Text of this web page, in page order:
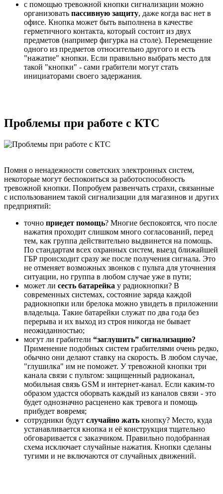
с помощью тревожной кнопки сигнализации можно
организовать пассивную защиту, даже когда вас нет в
офисе. Кнопка может быть выполнена в качестве
герметичного контакта, который состоит из двух
предметов (например фигурка на столе). Перемещение
одного из предметов относительно другого и есть
"нажатие" кнопки. Если правильно выбрать место для
такой "кнопки" - сами грабители могут стать
инициаторами своего задержания.
Проблемы при работе с КТС
Помня о ненадежности советских электронных систем,
некоторые могут беспокоиться за работоспособность
тревожной кнопки. Попробуем развенчать страхи, связанные
с использованием такой сигнализации для магазинов и других
предприятий:
точно приедет помощь? Многие беспокоятся, что после
нажатия проходит слишком много согласований, перед
тем, как группа действительно выдвинется на помощь.
По стандартам всех охранных систем, выезд ближайшей
ГБР происходит сразу же после получения сигнала. Это
не отменяет возможных звонков с пульта для уточнения
ситуации, но группа в любом случае уже в пути;
может ли сесть батарейка у радиокнопки? В
современных системах, состояние заряда каждой
радиокнопки или брелока можно увидеть в приложении
владельца. Такие батарейки служат по два года без
перерыва и их выход из строя никогда не бывает
неожиданностью;
могут ли грабители “заглушить” сигнализацию?
Применение подобных систем грабителями очень редко,
обычно они делают ставку на скорость. В любом случае,
"глушилка" им не поможет. У тревожной кнопки три
канала связи с пультом: защищенный радиоканал,
мобильная связь GSM и интернет-канал. Если каким-то
образом удастся оборвать каждый из каналов связи - это
будет однозначно расценено как тревога и помощь
прибудет вовремя;
сотрудники будут случайно жать кнопку? Место, куда
устанавливается кнопка и её конструкция тщательно
обговаривается с заказчиком. Правильно подобранная
схема исключает случайные нажатия. Кнопки сделаны
тугими и не включаются от случайных движений.